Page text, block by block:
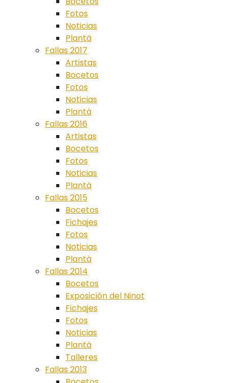
Fotos
Noticias
Plantá
Fallas 2017
Artistas
Bocetos
Fotos
Noticias
Plantà
Fallas 2016
Artistas
Bocetos
Fotos
Noticias
Plantà
Fallas 2015
Bocetos
Fichajes
Fotos
Noticias
Plantà
Fallas 2014
Bocetos
Exposición del Ninot
Fichajes
Fotos
Noticias
Plantà
Talleres
Fallas 2013